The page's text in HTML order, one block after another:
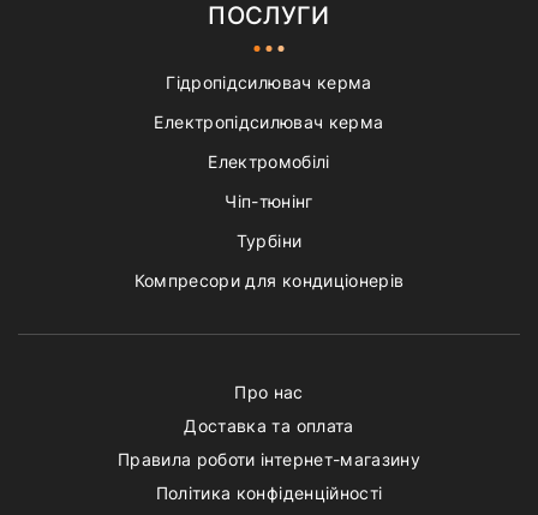
ПОСЛУГИ
Гідропідсилювач керма
Електропідсилювач керма
Електромобілі
Чіп-тюнінг
Турбіни
Компресори для кондиціонерів
Про нас
Доставка та оплата
Правила роботи інтернет-магазину
Політика конфіденційності